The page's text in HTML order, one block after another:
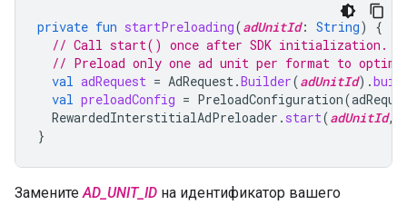
private fun startPreloading(adUnitId: String)
{
// Call start() once after SDK initialization.
// Preload only one ad unit per format to
val adRequest = AdRequest.Builder(adUnitId).
val preloadConfig = PreloadConfiguration(
RewardedInterstitialAdPreloader . start(adUnitId,
}
ЗаменитеAD_UNIT_ID на идентификатор вашего